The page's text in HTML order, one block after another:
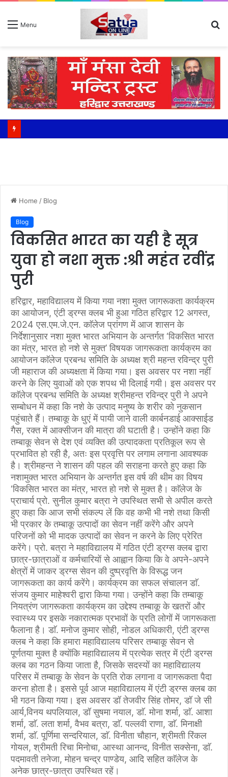
Menu
Home / Blog
Blog
विकसित भारत का यही है सूत्र
युवा हो नशा मुक्त :श्री महंत रवींद्र
पुरी
हरिद्वार, महाविद्यालय में किया गया नशा मुक्त जागरूकता कार्यक्रम
का आयोजन, एंटी ड्रग्स क्लब भी हुआ गठित हरिद्वार 12 अगस्त,
2024 एस.एम.जे.एन. काॅलेज प्रांगण में आज शासन के
निर्देशानुसार नशा मुक्त भारत अभियान के अन्तर्गत ‘विकसित भारत
का मंत्र, भारत हो नशे से मुक्त’ विषयक जागरूकता कार्यक्रम का
आयोजन काॅलेज प्रबन्ध समिति के अध्यक्ष श्री महन्त रविन्द्र पुरी
जी महाराज की अध्यक्षता में किया गया। इस अवसर पर नशा नहीं
करने के लिए युवाओं को एक शपथ भी दिलाई गयी। इस अवसर पर
काॅलेज प्रबन्ध समिति के अध्यक्ष श्रीमहन्त रविन्द्र पुरी ने अपने
सम्बोधन में कहा कि नशे के उत्पाद मनुष्य के शरीर को नुकसान
पहुंचाते हैं। तम्बाकू के धुएं में पायी जाने वाली कार्बनडाई आक्साईड
गैस, रक्त में आक्सीजन की मात्रा की घटाती है। उन्होंने कहा कि
तम्बाकू सेवन से देश एवं व्यक्ति की उत्पादकता प्रतिकूल रूप से
प्रभावित हो रही है, अतः इस प्रवृत्ति पर लगाम लगाना आवश्यक
है। श्रीमहन्त ने शासन की पहल की सराहना करते हुए कहा कि
नशामुक्त भारत अभियान के अन्तर्गत इस वर्ष की थीम का विषय
‘विकसित भारत का मंत्र, भारत हो नशे से मुक्त है। काॅलेज के
प्राचार्य प्रो. सुनील कुमार बत्रा ने उपस्थित सभी से अपील करते
हुए कहा कि आज सभी संकल्प लें कि वह कभी भी नशे तथा किसी
भी प्रकार के तम्बाकू उत्पादों का सेवन नहीं करेंगे और अपने
परिजनों को भी मादक उत्पादों का सेवन न करने के लिए प्रेरित
करेंगे। प्रो. बत्रा ने महाविद्यालय में गठित एंटी ड्रग्स क्लब द्वारा
छात्र-छात्राओं व कर्मचारियों से आह्वान किया कि वे अपने-अपने
क्षेत्रों में जाकर ड्रग्स सेवन की दुष्प्रवृत्ति के विरूद्ध जन
जागरूकता का कार्य करेंगे। कार्यक्रम का सफल संचालन डाॅ.
संजय कुमार माहेश्वरी द्वारा किया गया। उन्होंने कहा कि तम्बाकू
नियत्रंण जागरूकता कार्यक्रम का उद्देश्य तम्बाकू के खतरों और
स्वास्थ्य पर इसके नकारात्मक प्रभावों के प्रति लोगों में जागरूकता
फैलाना है। डाॅ. मनोज कुमार सोही, नोडल अधिकारी, एंटी ड्रग्स
क्लब ने कहा कि हमारा महाविद्यालय परिसर तम्बाकू सेवन से
पूर्णतया मुक्त है क्योंकि महाविद्यालय में प्रत्येक सत्र में एंटी ड्रग्स
क्लब का गठन किया जाता है, जिसके सदस्यों का महाविद्यालय
परिसर में तम्बाकू के सेवन के प्रति रोक लगाना व जागरूकता पैदा
करना होता है। इससे पूर्व आज महाविद्यालय में एंटी ड्रग्स क्लब का
भी गठन किया गया। इस अवसर डॉ तेजवीर सिंह तोमर, डॉ जे सी
आर्य,विनय थपलियाल, डॉ सुषमा नयाल, डाॅ. मोना शर्मा, डाॅ. आशा
शर्मा, डाॅ. लता शर्मा, वैभव बत्रा, डाॅ. पल्लवी राणा, डाॅ. मिनाक्षी
शर्मा, डाॅ. पूर्णिमा सन्दरियाल, डाॅ. विनीता चौहान, श्रीमती रिंकल
गोयल, श्रीमती रिचा मिनोचा, आस्था आनन्द, विनीत सक्सेना, डाॅ.
पदमावती तनेजा, मोहन चन्द्र पाण्डेय, आदि सहित काॅलेज के
अनेक छात्र-छात्रा उपस्थित रहें।